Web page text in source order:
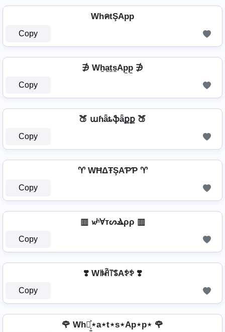
WhคtŞApp
Copy
∌ Wh̼a̼t̼s̼Ap̼p̼ ∌
Copy
🍑 աɦǟȶֆǟքք 🍑
Copy
♈ WĦΔŦŞAƤƤ ♈
Copy
▥ 𝔀ʰⱯтᔕⳚρρ ▥
Copy
❣️ Wꑛꋫ꓅ꌚAꉣꉣ ❣️
Copy
🌹 Wh⋆͎͍͐⋆a⋆t⋆s⋆Ap⋆p⋆ 🌹